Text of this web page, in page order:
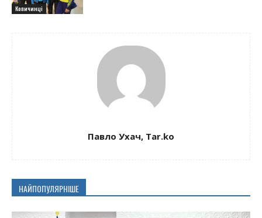
Копичинці
Павло Ухач, Таr.ko
НАЙПОПУЛЯРНІШЕ